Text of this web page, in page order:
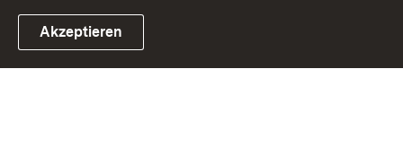
Link zum Landesportal
Akzeptieren